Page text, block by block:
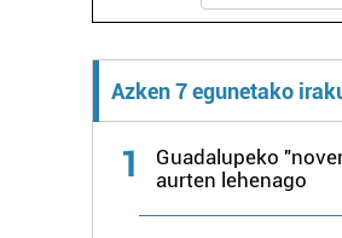
Azken 7 egunetako
1
Guadalupeko
aurten lehenago